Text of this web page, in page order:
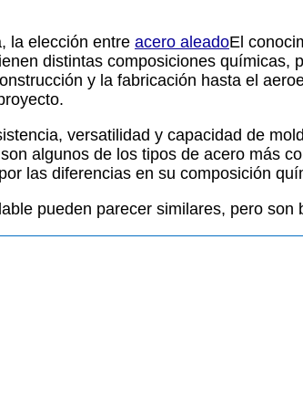
la elección entre acero aleadoEl
distintas composiciones químicas,
y la fabricación hasta el
versatilidad y capacidad de
algunos de los tipos de acero más
las diferencias en su composición
pueden parecer similares, pero